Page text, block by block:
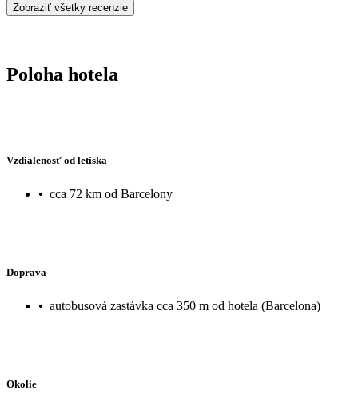
Zobraziť všetky recenzie
Poloha hotela
Vzdialenosť od letiska
• cca 72 km od Barcelony
Doprava
• autobusová zastávka cca 350 m od hotela (Barcelona)
Okolie